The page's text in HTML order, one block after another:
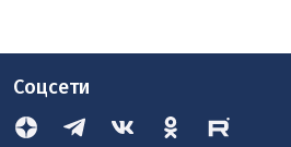
Соцсети